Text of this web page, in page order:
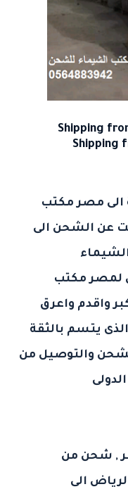
Shipping
Shipping
مصر مكتب
عن الشحن الى
لمصر مكتب
واقدم واعرق
يتسم بالثقة
والتوصيل من
, شحن من
الى